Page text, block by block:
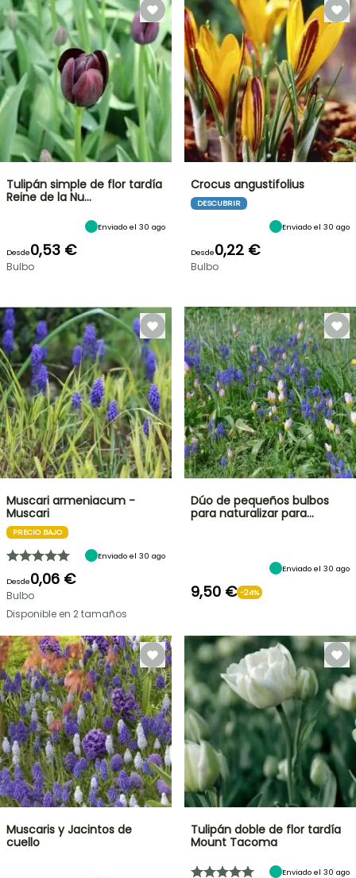
Tulipán simple de flor tardía
Reine de la Nu…
Enviado el 30 ago
Desde0,53 €
Bulbo
Crocus angustifolius
DESCUBRIR
Enviado el 30 ago
Desde0,22 €
Bulbo
Muscari armeniacum -
Muscari
PRECIO BAJO
Enviado el 30 ago
Desde0,06 €
Bulbo
Disponible en 2 tamaños
Dúo de pequeños bulbos
para naturalizar para…
Enviado el 30 ago
9,50 € -24%
Muscaris y Jacintos de
cuello
Tulipán doble de flor tardía
Mount Tacoma
Enviado el 30 ago